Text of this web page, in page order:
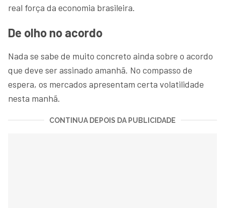
real força da economia brasileira.
De olho no acordo
Nada se sabe de muito concreto ainda sobre o acordo
que deve ser assinado amanhã. No compasso de
espera, os mercados apresentam certa volatilidade
nesta manhã.
CONTINUA DEPOIS DA PUBLICIDADE